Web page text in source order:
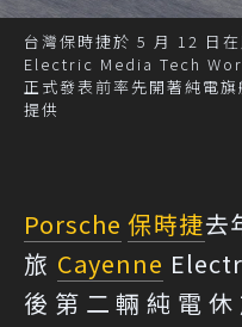
台灣保時捷於 5 月 12 日
Electric Media Tech
正式發表前率先開著純電
提供
Porsche 保時捷去
旅 Cayenne
後第二輛純電